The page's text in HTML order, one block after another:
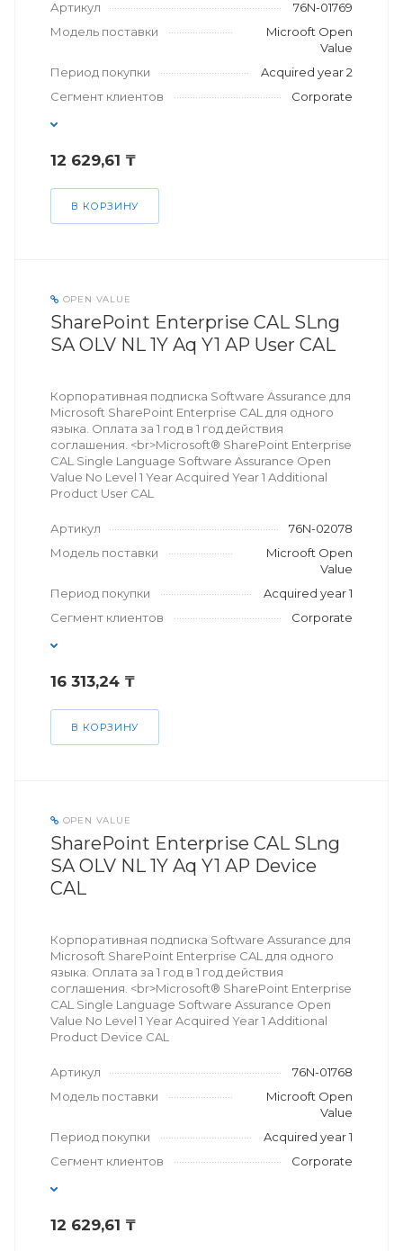
Артикул
76N-01769
Модель поставки
Microoft Open
Value
Период покупки
Acquired year 2
Сегмент клиентов
Corporate
12 629,61 ₸
В КОРЗИНУ
OPEN VALUE
SharePoint Enterprise CAL SLng
SA OLV NL 1Y Aq Y1 AP User CAL
Корпоративная подписка Software Assurance для
Microsoft SharePoint Enterprise CAL для одного
языка. Оплата за 1 год в 1 год действия
соглашения. <br>Microsoft® SharePoint Enterprise
CAL Single Language Software Assurance Open
Value No Level 1 Year Acquired Year 1 Additional
Product User CAL
Артикул
76N-02078
Модель поставки
Microoft Open
Value
Период покупки
Acquired year 1
Сегмент клиентов
Corporate
16 313,24 ₸
В КОРЗИНУ
OPEN VALUE
SharePoint Enterprise CAL SLng
SA OLV NL 1Y Aq Y1 AP Device
CAL
Корпоративная подписка Software Assurance для
Microsoft SharePoint Enterprise CAL для одного
языка. Оплата за 1 год в 1 год действия
соглашения. <br>Microsoft® SharePoint Enterprise
CAL Single Language Software Assurance Open
Value No Level 1 Year Acquired Year 1 Additional
Product Device CAL
Артикул
76N-01768
Модель поставки
Microoft Open
Value
Период покупки
Acquired year 1
Сегмент клиентов
Corporate
12 629,61 ₸